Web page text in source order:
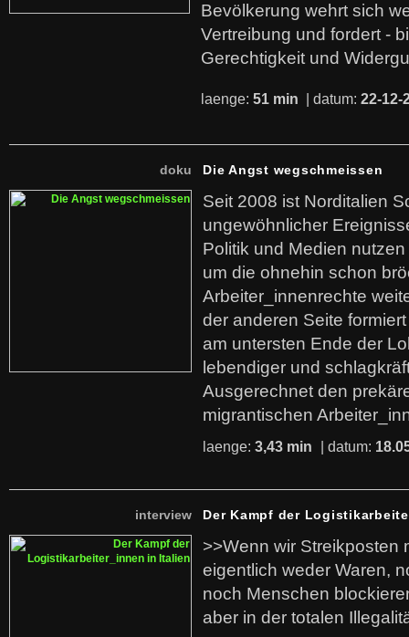
Bevölkerung wehrt sich
Vertreibung und fordert -
Gerechtigkeit und
laenge: 51 min | datum: 22-12-
doku Die Angst wegschmeissen
Seit 2008 ist Norditalien
ungewöhnlicher
Politik und Medien
um die ohnehin schon
Arbeiter_innenrechte
der anderen Seite
am untersten Ende der
lebendiger und
Ausgerechnet den
migrantischen
laenge: 3,43 min | datum:
interview Der Kampf der
>>Wenn wir Streikposten
eigentlich weder Waren,
noch Menschen
aber in der totalen